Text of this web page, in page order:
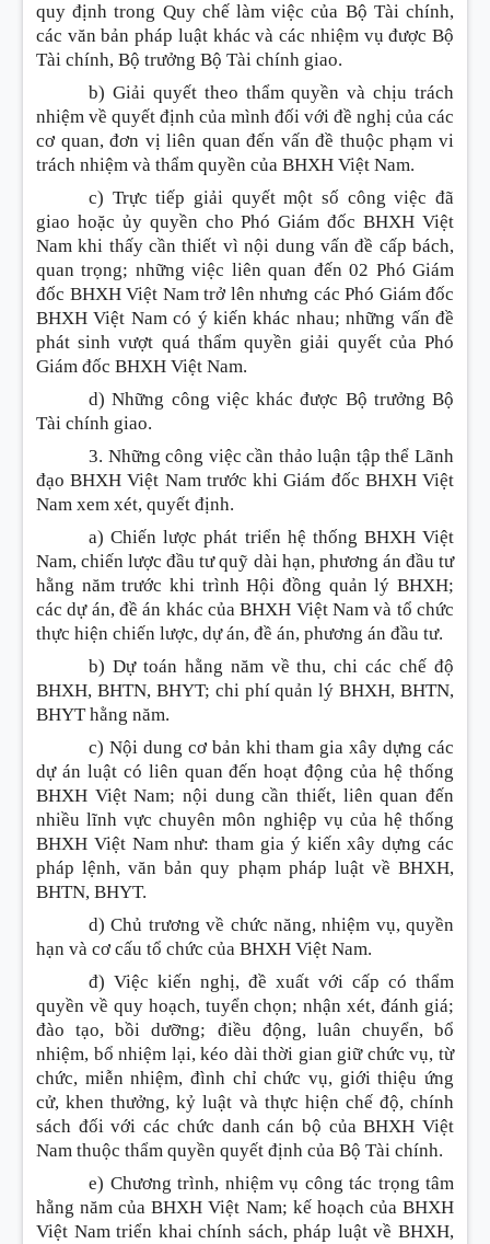
quy định trong Quy chế làm việc của Bộ Tài chính,
các văn bản pháp luật khác và các nhiệm vụ được Bộ
Tài chính, Bộ trưởng Bộ Tài chính giao.
b) Giải quyết theo thẩm quyền và chịu trách
nhiệm về quyết định của mình đối với đề nghị của các
cơ quan, đơn vị liên quan đến vấn đề thuộc phạm vi
trách nhiệm và thẩm quyền của BHXH Việt Nam.
c) Trực tiếp giải quyết một số công việc đã
giao hoặc ủy quyền cho Phó Giám đốc BHXH Việt
Nam khi thấy cần thiết vì nội dung vấn đề cấp bách,
quan trọng; những việc liên quan đến 02 Phó Giám
đốc BHXH Việt Nam trở lên nhưng các Phó Giám đốc
BHXH Việt Nam có ý kiến khác nhau; những vấn đề
phát sinh vượt quá thẩm quyền giải quyết của Phó
Giám đốc BHXH Việt Nam.
d) Những công việc khác được Bộ trưởng Bộ
Tài chính giao.
3. Những công việc cần thảo luận tập thể Lãnh
đạo BHXH Việt Nam trước khi Giám đốc BHXH Việt
Nam xem xét, quyết định.
a) Chiến lược phát triển hệ thống BHXH Việt
Nam, chiến lược đầu tư quỹ dài hạn, phương án đầu tư
hằng năm trước khi trình Hội đồng quản lý BHXH;
các dự án, đề án khác của BHXH Việt Nam và tổ chức
thực hiện chiến lược, dự án, đề án, phương án đầu tư.
b) Dự toán hằng năm về thu, chi các chế độ
BHXH, BHTN, BHYT; chi phí quản lý BHXH, BHTN,
BHYT hằng năm.
c) Nội dung cơ bản khi tham gia xây dựng các
dự án luật có liên quan đến hoạt động của hệ thống
BHXH Việt Nam; nội dung cần thiết, liên quan đến
nhiều lĩnh vực chuyên môn nghiệp vụ của hệ thống
BHXH Việt Nam như: tham gia ý kiến xây dựng các
pháp lệnh, văn bản quy phạm pháp luật về BHXH,
BHTN, BHYT.
d) Chủ trương về chức năng, nhiệm vụ, quyền
hạn và cơ cấu tổ chức của BHXH Việt Nam.
đ) Việc kiến nghị, đề xuất với cấp có thẩm
quyền về quy hoạch, tuyển chọn; nhận xét, đánh giá;
đào tạo, bồi dưỡng; điều động, luân chuyển, bổ
nhiệm, bổ nhiệm lại, kéo dài thời gian giữ chức vụ, từ
chức, miễn nhiệm, đình chỉ chức vụ, giới thiệu ứng
cử, khen thưởng, kỷ luật và thực hiện chế độ, chính
sách đối với các chức danh cán bộ của BHXH Việt
Nam thuộc thẩm quyền quyết định của Bộ Tài chính.
e) Chương trình, nhiệm vụ công tác trọng tâm
hằng năm của BHXH Việt Nam; kế hoạch của BHXH
Việt Nam triển khai chính sách, pháp luật về BHXH,